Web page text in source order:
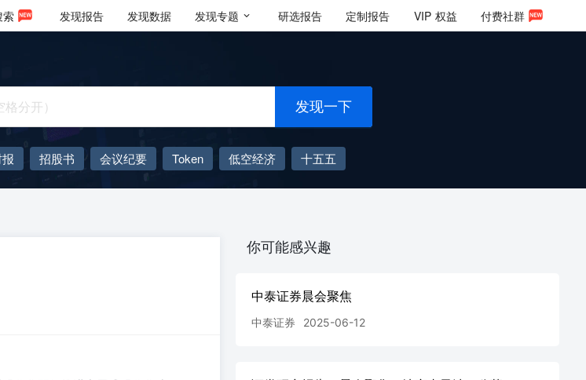
索 发现报告 发现数据 发现专题 研选报告 定制报告 VIP 权益 付费社群
发现一下
招股书 会议纪要 Token 低空经济
十五五
AIGC
大模型
你可能感兴趣
中泰证券晨会聚焦
中泰证券 2025-06-12